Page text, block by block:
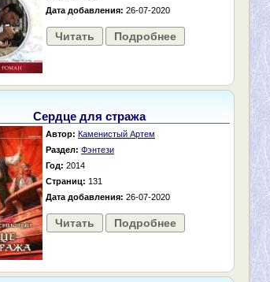
Дата добавления: 26-07-2020
Читать Подробнее
Сердце для стража
Автор: Каменистый Артем
Раздел: Фэнтези
Год: 2014
Страниц: 131
Дата добавления: 26-07-2020
Читать Подробнее